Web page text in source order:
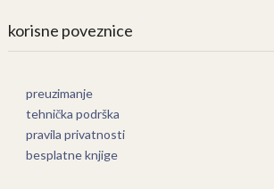
korisne poveznice
preuzimanje
tehnička podrška
pravila privatnosti
besplatne knjige